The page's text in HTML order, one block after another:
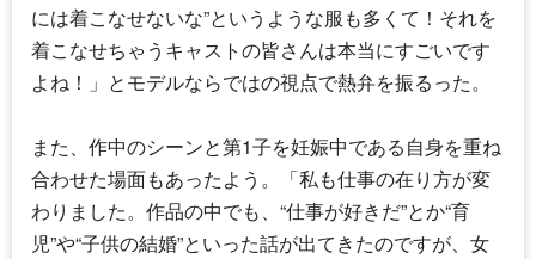
には着こなせないな”というような服も多くて！それを
着こなせちゃうキャストの皆さんは本当にすごいです
よね！」とモデルならではの視点で熱弁を振るった。
また、作中のシーンと第1子を妊娠中である自身を重ね
合わせた場面もあったよう。「私も仕事の在り方が変
わりました。作品の中でも、“仕事が好きだ”とか“育
児”や“子供の結婚”といった話が出てきたのですが、女